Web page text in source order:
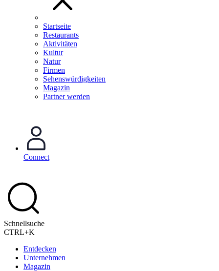
Startseite
Restaurants
Aktivitäten
Kultur
Natur
Firmen
Sehenswürdigkeiten
Magazin
Partner werden
Connect
Schnellsuche
CTRL+K
Entdecken
Unternehmen
Magazin